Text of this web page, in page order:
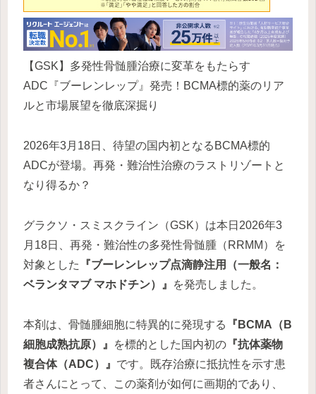
【GSK】多発性骨髄腫治療に変革をもたらす
ADC『ブーレンレップ』発売！BCMA標的薬のリア
ルと市場展望を徹底深掘り
2026年3月18日、待望の国内初となるBCMA標的
ADCが登場。再発・難治性治療のラストリゾートと
なり得るか？
グラクソ・スミスクライン（GSK）は本日2026年3
月18日、再発・難治性の多発性骨髄腫（RRMM）を
対象とした
『ブーレンレップ点滴静注用（一般名：
ベランタマブ マホドチン）』
を発売しました。
本剤は、骨髄腫細胞に特異的に発現する
『BCMA（B
細胞成熟抗原）』
を標的とした国内初の 『抗体薬物
複合体（ADC）』 です。既存治療に抵抗性を示す患
者さんにとって、この薬剤が如何に画期的であり、